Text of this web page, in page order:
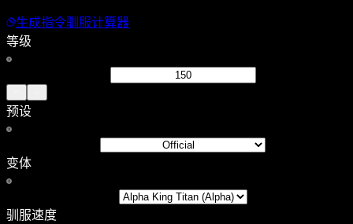
生成指令驯服计算器
等级
预设
变体
驯服速度